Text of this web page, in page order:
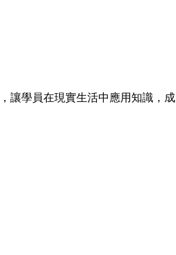
讓學員在現實生活中應用知識，成